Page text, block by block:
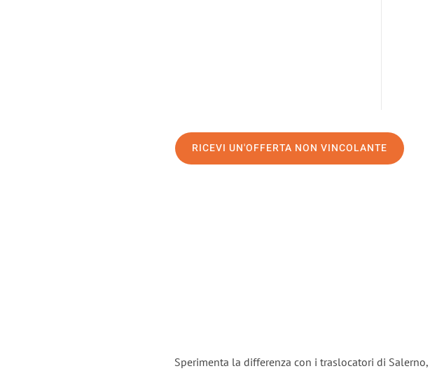
RICEVI UN'OFFERTA NON VINCOLANTE
Sperimenta la differenza con i traslocatori di